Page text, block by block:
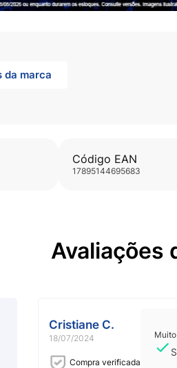
da marca
Código EAN
17895144695683
Avaliações
Cristiane C.
18/07/2024
Compra verificada